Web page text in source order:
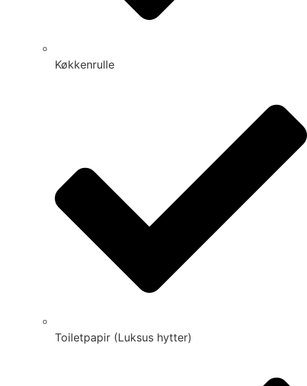
Køkkenrulle
Toiletpapir (Luksus hytter)